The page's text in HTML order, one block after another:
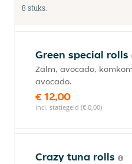
8 stuks.
Green special rolls
Zalm, avocado,
avocado.
€ 12,00
incl. statiegeld (€ 0,00)
Crazy tuna rolls